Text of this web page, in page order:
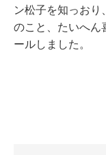
ン松子を知っおり
のこと、たいへん
ールしました。